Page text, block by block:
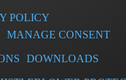
POLICY
MANAGE CONSENT
DOWNLOADS